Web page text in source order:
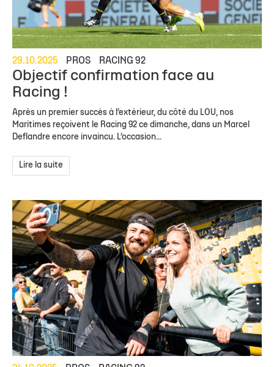
29.10.2025 PROS RACING 92
Objectif confirmation face au
Racing !
Après un premier succès à l’extérieur, du côté du LOU, nos
Maritimes reçoivent le Racing 92 ce dimanche, dans un Marcel
Deflandre encore invaincu. L’occasion...
Lire la suite